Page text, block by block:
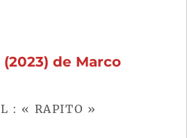
(2023) de Marco
: « RAPITO »